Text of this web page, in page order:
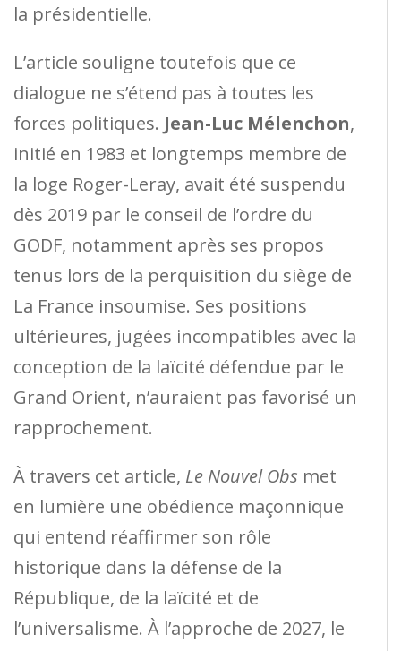
la présidentielle.
L’article souligne toutefois que ce
dialogue ne s’étend pas à toutes les
forces politiques. Jean-Luc Mélenchon,
initié en 1983 et longtemps membre de
la loge Roger-Leray, avait été suspendu
dès 2019 par le conseil de l’ordre du
GODF, notamment après ses propos
tenus lors de la perquisition du siège de
La France insoumise. Ses positions
ultérieures, jugées incompatibles avec la
conception de la laïcité défendue par le
Grand Orient, n’auraient pas favorisé un
rapprochement.
À travers cet article, Le Nouvel Obs met
en lumière une obédience maçonnique
qui entend réaffirmer son rôle
historique dans la défense de la
République, de la laïcité et de
l’universalisme. À l’approche de 2027, le